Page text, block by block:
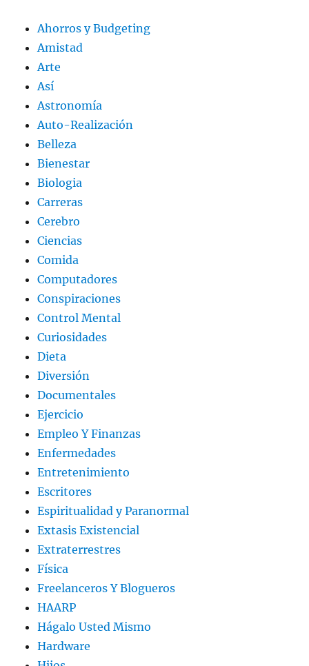
Ahorros y Budgeting
Amistad
Arte
Así
Astronomía
Auto-Realización
Belleza
Bienestar
Biologia
Carreras
Cerebro
Ciencias
Comida
Computadores
Conspiraciones
Control Mental
Curiosidades
Dieta
Diversión
Documentales
Ejercicio
Empleo Y Finanzas
Enfermedades
Entretenimiento
Escritores
Espiritualidad y Paranormal
Extasis Existencial
Extraterrestres
Física
Freelanceros Y Blogueros
HAARP
Hágalo Usted Mismo
Hardware